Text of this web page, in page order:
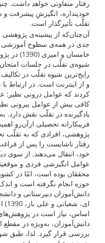
رفتار متفاوتی خواهد داشت.
خودپنداره، انگیزشِ پیشرفت و
تقلّب تأثیرگذار است.
آن‌چنان‌که از پیشینه‌ی
جدی در همه‌ی سطوح آموزشی
خامسان و
شیوه‌ی تقلّب در جلسات
رایج‌ترین شیوه تقلّب در
و از اینترنت است. در ارتباط
کردند که عوامل درونی
کافی بیش از عوامل بیرونی
یادگیرنده در تقلّب نقش دارد.
فریبکارانه تحصیلی ازآن‌رو
پژوهشی، افرادی که به تقلّب
رفتار ناشایست را پس از
خود، انتقال می‌دهند. از سوی
عوامل انگیزشی فردی و
محققان بوده است، امّا در
حوزه انجام نگرفته است و
اساس، نیاز است در
دانش‌آموزان، به‌ویژه در مقطع
بررسی قرار گیرد. لذا، طبق